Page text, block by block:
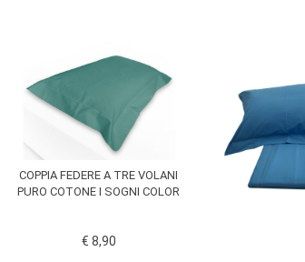
COPPIA FEDERE A TRE VOLANI
PURO COTONE I SOGNI COLOR
€ 8,90